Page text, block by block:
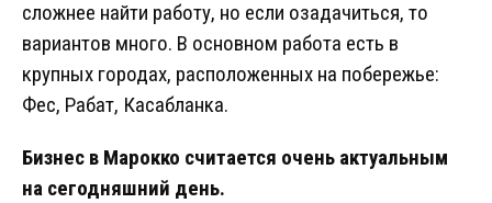
сложнее найти работу, но если озадачиться, то
вариантов много. В основном работа есть в
крупных городах, расположенных на побережье:
Фес, Рабат, Касабланка.
Бизнес в Марокко считается очень актуальным
на сегодняшний день.